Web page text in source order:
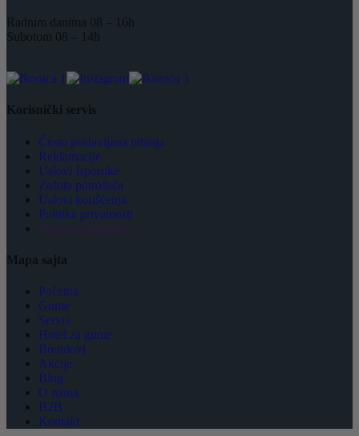
Radnim danima 08 – 16h
Subotom 08 – 14h
Korisnički servis
Često postavljana pitanja
Reklamacije
Uslovi Isporuke
Zaštita potrošača
Uslovi korišćenja
Politika privatnosti
Postavke kolačića
Mapa sajta
Početna
Gume
Servis
Hotel za gume
Brendovi
Akcije
Blog
O nama
B2B
Kontakt